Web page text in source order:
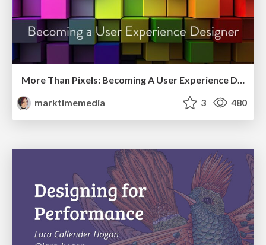
More Than Pixels: Becoming A User Experience Designer
marktimemedia
3 480